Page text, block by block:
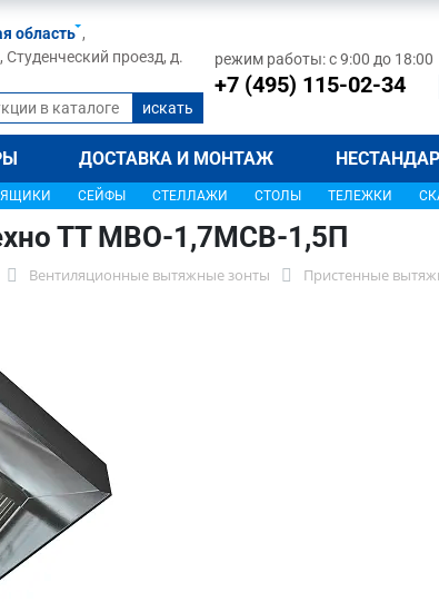
область ,
Студенческий проезд, д.
режим работы: с 9:00 до 18:00
+7 (495) 115-02-34
ДОСТАВКА И МОНТАЖ
ЯЩИКИ СЕЙФЫ СТЕЛЛАЖИ СТОЛЫ ТЕЛЕЖКИ
ТТ МВО-1,7МСВ-1,5П
Вентиляционные вытяжные зонты
Пристенные